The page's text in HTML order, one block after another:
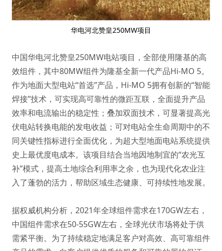
华电河北赞皇250MW项目
中国华电河北赞皇250MW电站项目，全部使用隆基的高
效组件，其中80MW组件为隆基全新一代产品Hi-MO 5。
作为地面大型电站“首选”产品，Hi-MO 5拥有创新的“智能
焊接”技术，可实现高可靠性的微距互联，全面提升产品
效率和电流输出的稳定性；叠加双面技术，可显著提高光
伏电站转换电能的发电收益；可对电站全生命周期中的不
同关键性指标进行全面优化，为超大型地面电站系统提供
史上最优度电成本。该项目结合当地因地制宜的“农光互
补”模式，提高土地综合利用率之余，也为现代化农业注
入了蓬勃的活力，帮助区域生态健康、可持续性地发展。
据权威机构分析，2021年全球组件需求在170GW左右，
中国组件需求在50-55GW左右，全球光伏市场将处于供
需紧平衡。为了持续稳定地满足客户对高效、高可靠组件